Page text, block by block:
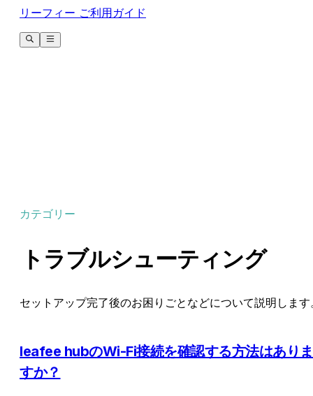
リーフィー ご利用ガイド
カテゴリー
トラブルシューティング
セットアップ完了後のお困りごとなどについて説明します
leafee hubのWi-Fi接続を確認する方法はありま
すか？